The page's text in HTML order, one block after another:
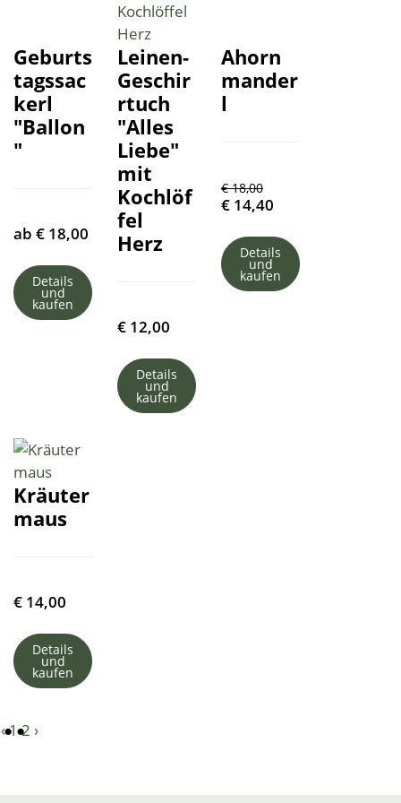
Geburts
tagssac
kerl
"Ballon
"
ab € 18,00
Details
und
kaufen
Leinen-
Geschir
rtuch
"Alles
Liebe"
mit
Kochlöf
fel
Herz
€ 12,00
Details
und
kaufen
Ahorn
mander
l
€ 18,00
€ 14,40
Details
und
kaufen
Kräuter
maus
€ 14,00
Details
und
kaufen
‹12 ›